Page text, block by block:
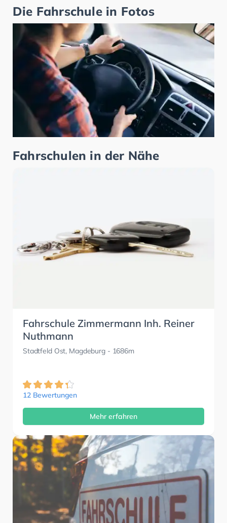
Die Fahrschule in Fotos
Fahrschulen in der Nähe
Fahrschule Zimmermann Inh. Reiner
Nuthmann
Stadtfeld Ost, Magdeburg- 1686m
12 Bewertungen
Mehr erfahren